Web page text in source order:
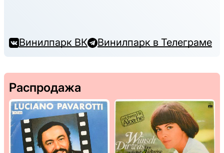
Винилпарк ВК Винилпарк в Телеграме
Распродажа